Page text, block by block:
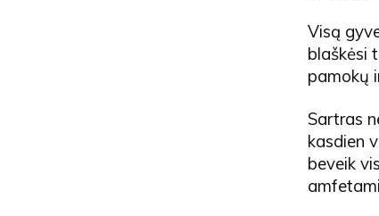
Visą
blaškėsi
pamokų
Sartras
kasdien
beveik